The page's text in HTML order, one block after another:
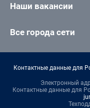
Наши вакансии
Все города сети
Контактные данные для
Электронный
Контактные данные для